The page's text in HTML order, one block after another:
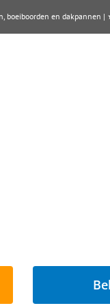
boeiboorden en